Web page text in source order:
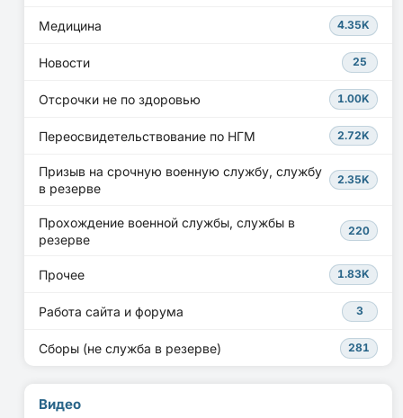
Медицина 4.35K
Новости 25
Отсрочки не по здоровью 1.00K
Переосвидетельствование по НГМ 2.72K
Призыв на срочную военную службу, службу
в резерве
2.35K
Прохождение военной службы, службы в
резерве
220
Прочее 1.83K
Работа сайта и форума 3
Сборы (не служба в резерве) 281
Видео